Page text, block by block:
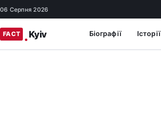
06 Серпня 2026
Біографії Історії